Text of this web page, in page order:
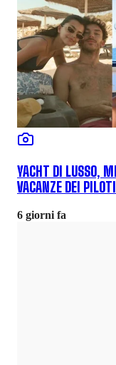
YACHT DI LUSSO,
VACANZE DEI PILOTI
6 giorni fa